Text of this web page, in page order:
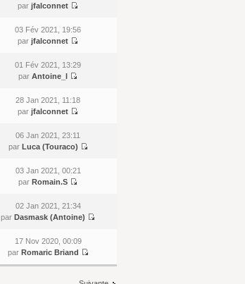
par jfalconnet
03 Fév 2021, 19:56
par jfalconnet
01 Fév 2021, 13:29
par Antoine_l
28 Jan 2021, 11:18
par jfalconnet
06 Jan 2021, 23:11
par Luca (Touraco)
03 Jan 2021, 00:21
par Romain.S
02 Jan 2021, 21:34
par Dasmask (Antoine)
17 Nov 2020, 00:09
par Romaric Briand